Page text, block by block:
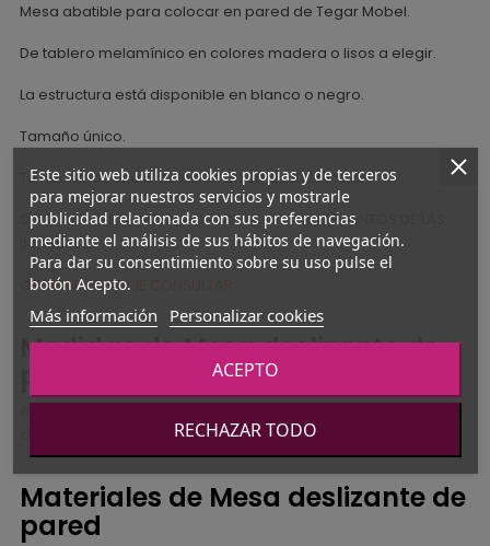
Mesa abatible para colocar en pared de Tegar Mobel.
De tablero melamínico en colores madera o lisos a elegir.
La estructura está disponible en blanco o negro.
Tamaño único.
Te hacemos una simulación en 3D de tu elección.
SOLO INCLUYE LA MESA, NO INCLUYE OTROS ELEMENTOS DE LAS
IMÁGENES.
OPCIÓN MONTAJE CONSULTAR
Medidas de Mesa deslizante de
Materiales de Mesa deslizante de
pared
Este sitio web utiliza cookies propias y de terceros
para mejorar nuestros servicios y mostrarle
publicidad relacionada con sus preferencias
mediante el análisis de sus hábitos de navegación.
Para dar su consentimiento sobre su uso pulse el
botón Acepto.
Más información Personalizar cookies
RECHAZAR TODO
ACEPTO